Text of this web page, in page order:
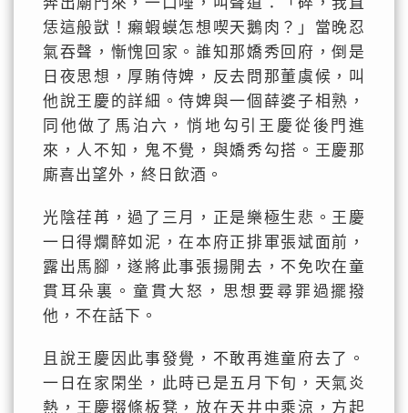
恁這般獃！癩蝦蟆怎想喫天鵝肉？」當晚忍
氣吞聲，慚愧回家。誰知那嬌秀回府，倒是
日夜思想，厚賄侍婢，反去問那董虞候，叫
他說王慶的詳細。侍婢與一個薛婆子相熟，
同他做了馬泊六，悄地勾引王慶從後門進
來，人不知，鬼不覺，與嬌秀勾搭。王慶那
廝喜出望外，終日飲酒。
光陰荏苒，過了三月，正是樂極生悲。王慶
一日得爛醉如泥，在本府正排軍張斌面前，
露出馬腳，遂將此事張揚開去，不免吹在童
貫耳朵裏。童貫大怒，思想要尋罪過擺撥
他，不在話下。
且說王慶因此事發覺，不敢再進童府去了。
一日在家閑坐，此時已是五月下旬，天氣炎
熱，王慶掇條板凳，放在天井中乘涼，方起